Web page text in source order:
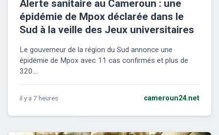
Alerte sanitaire au Cameroun : une
épidémie de Mpox déclarée dans le
Sud à la veille des Jeux universitaires
Le gouverneur de la région du Sud annonce une
épidémie de Mpox avec 11 cas confirmés et plus de
320...
il y a 7 heures cameroun24.net